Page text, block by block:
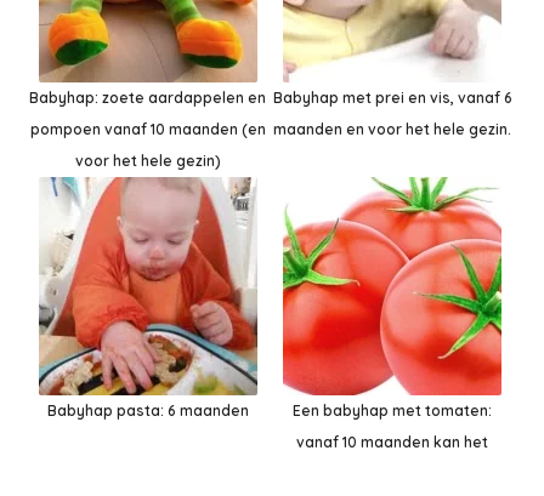
Babyhap: zoete aardappelen en
pompoen vanaf 10 maanden (en
voor het hele gezin)
Babyhap met prei en vis, vanaf 6
maanden en voor het hele gezin.
Babyhap pasta: 6 maanden
Een babyhap met tomaten:
vanaf 10 maanden kan het